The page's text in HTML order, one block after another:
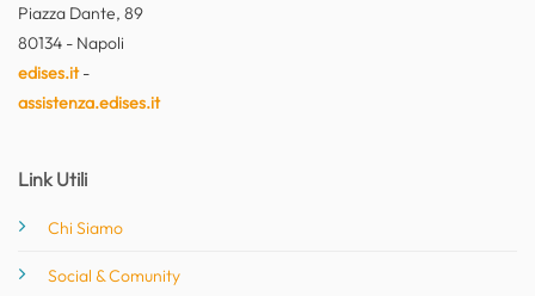
Piazza Dante, 89
80134 - Napoli
edises.it-
assistenza.edises.it
Link Utili
Chi Siamo
Social & Comunity